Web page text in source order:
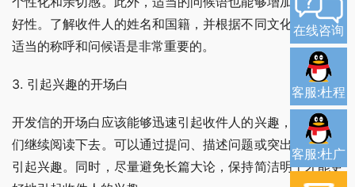
好性。了解收件人的姓名和国籍，并根据不同文化背景选择
适当的称呼和问候语是非常重要的。
3. 引起兴趣的开场白
开发信的开场白应该能够迅速引起收件人的兴趣，并吸引他
们继续阅读下去。可以通过提问、描述问题或突出的观点来
引起兴趣。同时，尽量避免长篇大论，保持简洁明了才能更
在线咨询
客服:杜程
客服:杜广